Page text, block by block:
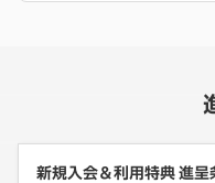
新規入会＆利用特典 進呈